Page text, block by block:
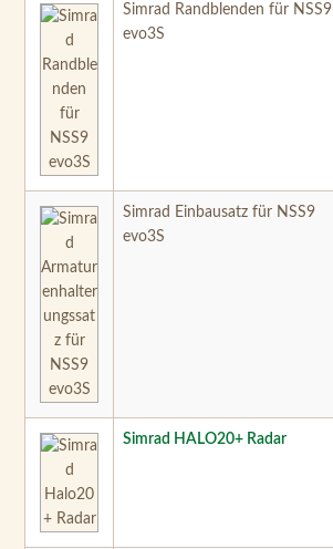
Simrad Randblenden für NSS9
evo3S
Simrad Einbausatz für NSS9
evo3S
Simrad HALO20+ Radar